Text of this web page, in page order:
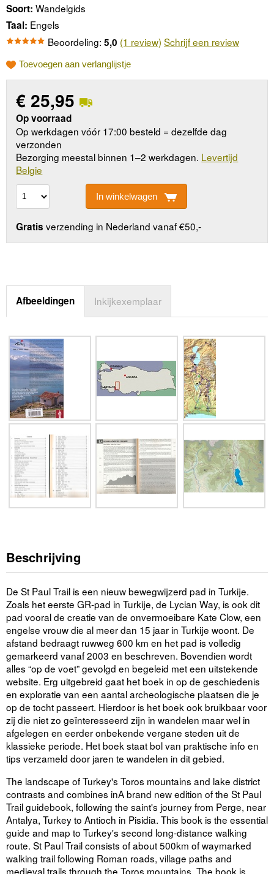
Soort: Wandelgids
Taal: Engels
Beoordeling: 5,0 (1 review) Schrijf een review
Toevoegen aan verlanglijstje
€ 25,95
Op voorraad
Op werkdagen vóór 17:00 besteld = dezelfde dag
verzonden
Bezorging meestal binnen 1–2 werkdagen. Levertijd
Belgie
In winkelwagen
Gratis verzending in Nederland vanaf €50,-
Afbeeldingen Inkijkexemplaar
Beschrijving
De St Paul Trail is een nieuw bewegwijzerd pad in Turkije.
Zoals het eerste GR-pad in Turkije, de Lycian Way, is ook dit
pad vooral de creatie van de onvermoeibare Kate Clow, een
engelse vrouw die al meer dan 15 jaar in Turkije woont. De
afstand bedraagt ruwweg 600 km en het pad is volledig
gemarkeerd vanaf 2003 en beschreven. Bovendien wordt
alles “op de voet” gevolgd en begeleid met een uitstekende
website. Erg uitgebreid gaat het boek in op de geschiedenis
en exploratie van een aantal archeologische plaatsen die je
op de tocht passeert. Hierdoor is het boek ook bruikbaar voor
zij die niet zo geïnteresseerd zijn in wandelen maar wel in
afgelegen en eerder onbekende vergane steden uit de
klassieke periode. Het boek staat bol van praktische info en
tips verzameld door jaren te wandelen in dit gebied.
The landscape of Turkey's Toros mountains and lake district
contrasts and combines inA brand new edition of the St Paul
Trail guidebook, following the saint's journey from Perge, near
Antalya, Turkey to Antioch in Pisidia. This book is the essential
guide and map to Turkey's second long-distance walking
route. St Paul Trail consists of about 500km of waymarked
walking trail following Roman roads, village paths and
medieval trails through the Toros mountains. The book is